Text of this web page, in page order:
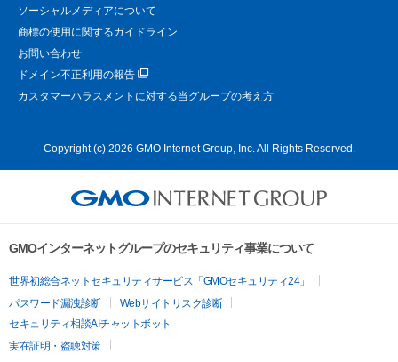
ソーシャルメディアについて
商標の使用に関するガイドライン
お問い合わせ
ドメイン不正利用の報告
カスタマーハラスメントに対する当グループの考え方
Copyright (c) 2026 GMO Internet Group, Inc. All Rights Reserved.
GMOインターネットグループのセキュリティ事業について
世界初総合ネットセキュリティサービス「GMOセキュリティ24」
パスワード漏洩診断
Webサイトリスク診断
セキュリティ相談AIチャットボット
実在証明・盗聴対策